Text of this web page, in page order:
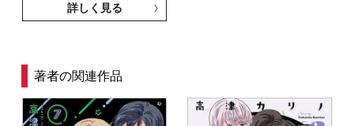
詳しく見る
著者の関連作品